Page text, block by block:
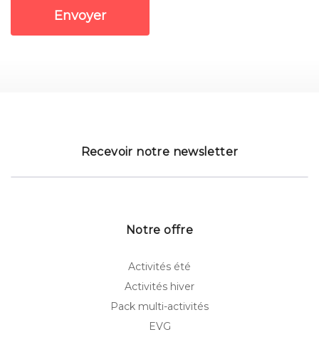
Envoyer
Recevoir notre newsletter
Notre offre
Activités été
Activités hiver
Pack multi-activités
EVG